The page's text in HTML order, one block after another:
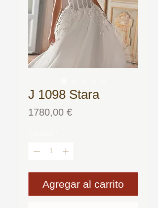
J 1098 Stara
1780,00 €Precio
Agregar al carrito